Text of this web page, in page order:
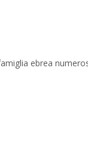
ebrea